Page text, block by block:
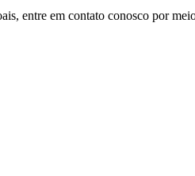
entre em contato conosco por